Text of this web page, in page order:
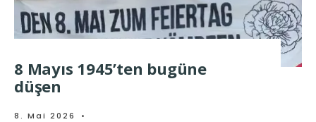
8 Mayıs 1945’ten bugüne
düşen
8. Mai 2026 •